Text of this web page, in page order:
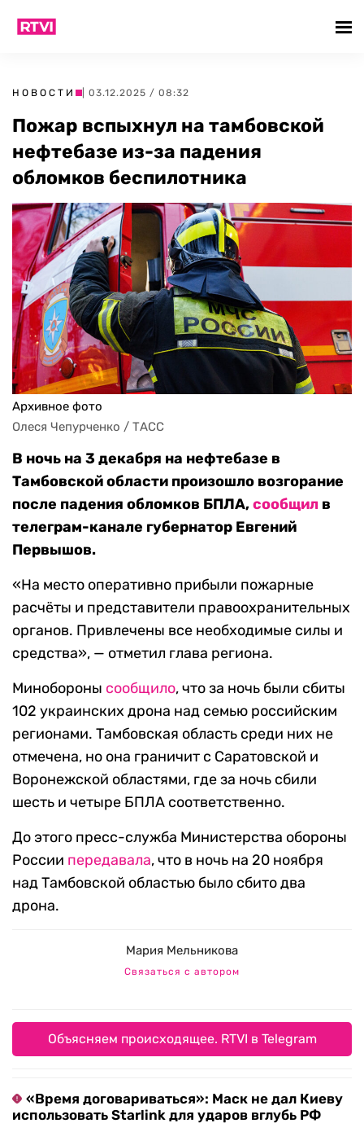
НОВОСТИ | 03.12.2025 / 08:32
Пожар вспыхнул на тамбовской
нефтебазе из-за падения
обломков беспилотника
Архивное фото
Олеся Чепурченко / ТАСС
В ночь на 3 декабря на нефтебазе в
Тамбовской области произошло возгорание
после падения обломков БПЛА,сообщил в
телеграм-канале губернатор Евгений
Первышов.
«На место оперативно прибыли пожарные
расчёты и представители правоохранительных
органов. Привлечены все необходимые силы и
средства», — отметил глава региона.
Минобороны сообщило, что за ночь были сбиты
102 украинских дрона над семью российским
регионами. Тамбовская область среди них не
отмечена, но она граничит с Саратовской и
Воронежской областями, где за ночь сбили
шесть и четыре БПЛА соответственно.
До этого пресс-служба Министерства обороны
России передавала, что в ночь на 20 ноября
над Тамбовской областью было сбито два
дрона.
Мария Мельникова
Связаться с автором
Объясняем происходящее. RTVI в Telegram
«Время договариваться»: Маск не дал Киеву
использовать Starlink для ударов вглубь РФ